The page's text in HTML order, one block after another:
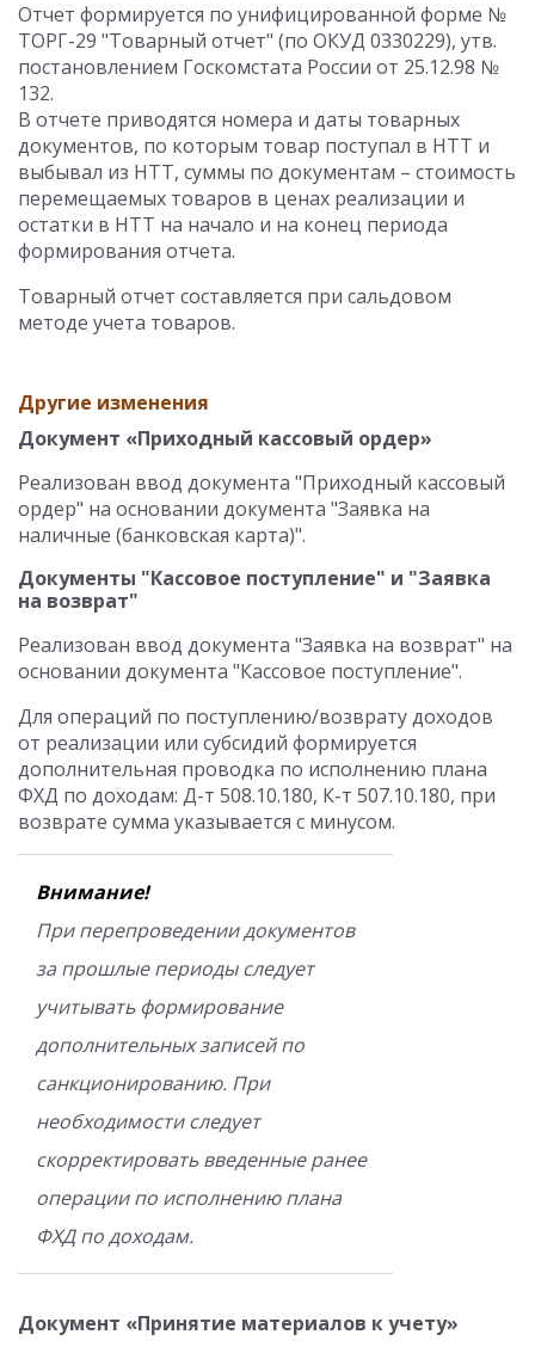
Отчет формируется по унифицированной форме №
ТОРГ-29 "Товарный отчет" (по ОКУД 0330229), утв.
постановлением Госкомстата России от 25.12.98 №
132.
В отчете приводятся номера и даты товарных
документов, по которым товар поступал в НТТ и
выбывал из НТТ, суммы по документам – стоимость
перемещаемых товаров в ценах реализации и
остатки в НТТ на начало и на конец периода
формирования отчета.
Товарный отчет составляется при сальдовом
методе учета товаров.
Другие изменения
Документ «Приходный кассовый ордер»
Реализован ввод документа "Приходный кассовый
ордер" на основании документа "Заявка на
наличные (банковская карта)".
Документы "Кассовое поступление" и "Заявка
на возврат"
Реализован ввод документа "Заявка на возврат" на
основании документа "Кассовое поступление".
Для операций по поступлению/возврату доходов
от реализации или субсидий формируется
дополнительная проводка по исполнению плана
ФХД по доходам: Д-т 508.10.180, К-т 507.10.180, при
возврате сумма указывается с минусом.
Внимание!
При перепроведении документов
за прошлые периоды следует
учитывать формирование
дополнительных записей по
санкционированию. При
необходимости следует
скорректировать введенные ранее
операции по исполнению плана
ФХД по доходам.
Документ «Принятие материалов к учету»